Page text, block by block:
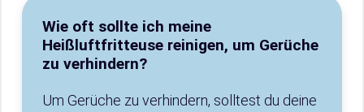
Wie oft sollte ich meine
Heißluftfritteuse reinigen, um Gerüche
zu verhindern?
Um Gerüche zu verhindern, solltest du deine